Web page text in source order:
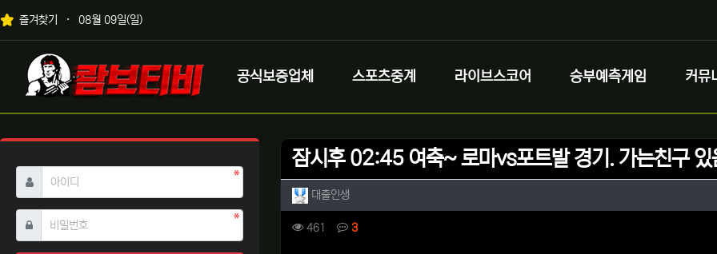
상단 네비
즐겨찾기 08월 09일(일)
메인 메뉴
로고
공식보증업체 스포츠중계 라이브스코어 승부예측게임 커뮤
잠시후 02:45 여축~ 로마vs포트발 경기. 가는친구 있
작성자 정보
대출인생
컨텐츠 정보
461 조회 3댓글
아이디 필수
비밀번호필수